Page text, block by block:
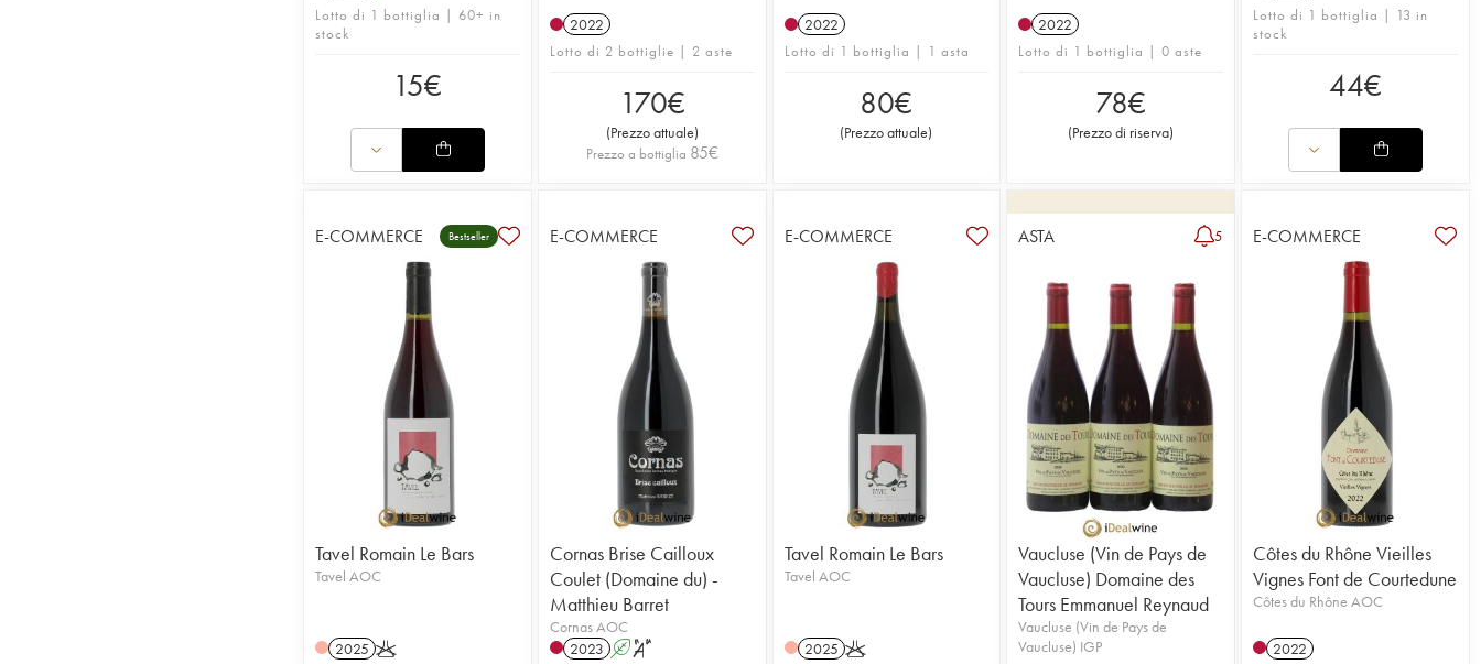
Lotto di 1 bottiglia | 60+ in
stock
15€
2022
Lotto di 2 bottiglie | 2 aste
170€
(Prezzo attuale)
Prezzo a bottiglia 85€
2022
Lotto di 1 bottiglia | 1 asta
80€
(Prezzo attuale)
2022
Lotto di 1 bottiglia | 0 aste
78€
(Prezzo di riserva)
Lotto di 1 bottiglia | 13 in
stock
44€
E-COMMERCE Bestseller
Tavel Romain Le Bars
Tavel AOC
2025 K
E-COMMERCE
Cornas Brise Cailloux
Coulet (Domaine du) -
Matthieu Barret
Cornas AOC
2023 A S
E-COMMERCE
Tavel Romain Le Bars
Tavel AOC
2025 K
ASTA 5
Vaucluse (Vin de Pays de
Vaucluse) Domaine des
Tours Emmanuel Reynaud
Vaucluse (Vin de Pays de
Vaucluse) IGP
E-COMMERCE
Côtes du Rhône Vieilles
Vignes Font de Courtedune
Côtes du Rhône AOC
2022